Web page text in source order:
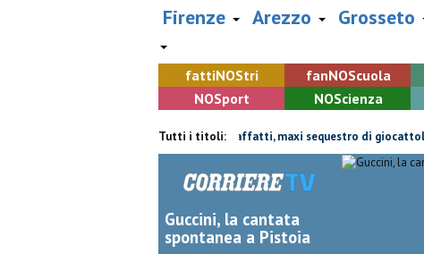
Firenze Arezzo Grosseto
fattiNOStri fanNOScuola
NOSport NOScienza
Tutti i titoli:
Marchi contraffatti, maxi sequestro di giocattoli
Guccini, la cantata
spontanea a Pistoia